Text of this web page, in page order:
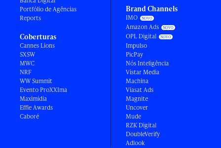
Portfólio de Agências
Reports
Coberturas
Cannes Lions
SXSW
MWC
NRF
WW Summit
Evento ProXXIma
Maximídia
Effie Awards
Caboré
Brand Channels
IMO
Amazon Ads
OPL Digital
Impulso
PicPay
Nós Inteligência
Vistar Media
Machina
Viasat Ads
Magnite
Uncover
Mude
RZK Digital
DoubleVerify
Adlook